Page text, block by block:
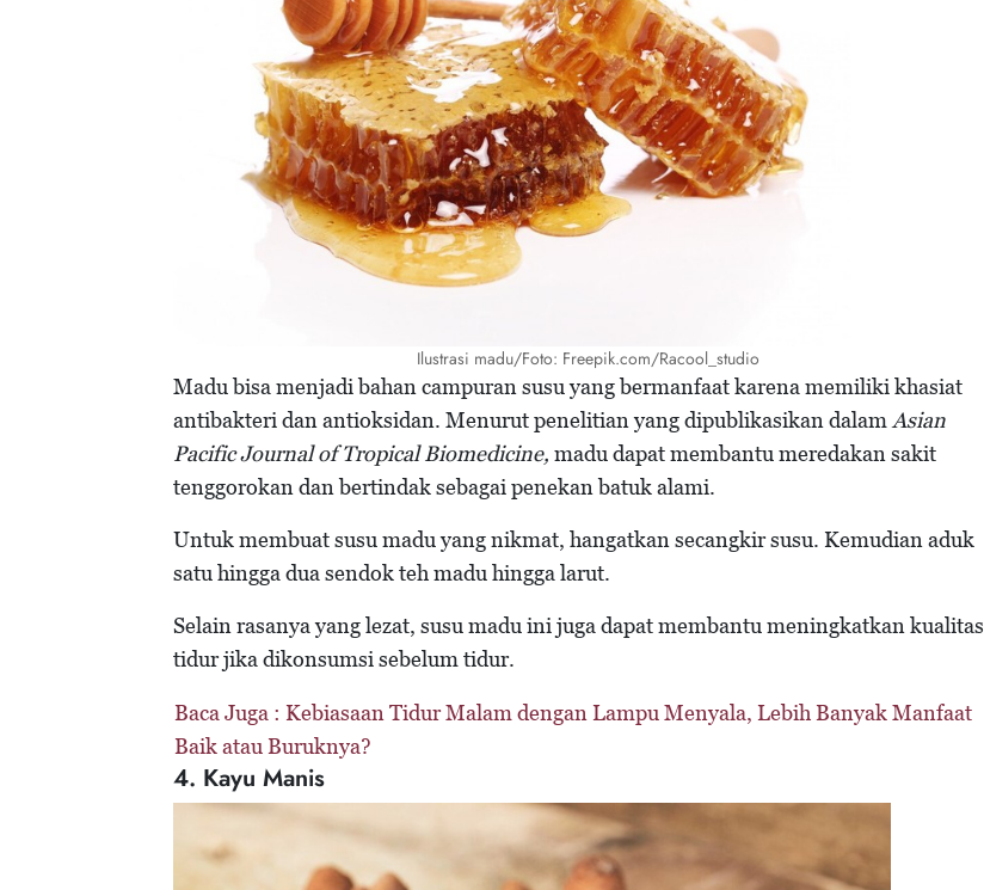
Ilustrasi madu/Foto: Freepik.com/Racool_studio
Madu bisa menjadi bahan campuran susu yang bermanfaat karena memiliki khasiat
antibakteri dan antioksidan. Menurut penelitian yang dipublikasikan dalamAsian
Pacific Journal of Tropical Biomedicine, madu dapat membantu meredakan sakit
tenggorokan dan bertindak sebagai penekan batuk alami.
Untuk membuat susu madu yang nikmat, hangatkan secangkir susu. Kemudian aduk
satu hingga dua sendok teh madu hingga larut.
Selain rasanya yang lezat, susu madu ini juga dapat membantu meningkatkan kualitas
tidur jika dikonsumsi sebelum tidur.
Baca Juga : Kebiasaan Tidur Malam dengan Lampu Menyala, Lebih Banyak Manfaat
Baik atau Buruknya?
4. Kayu Manis